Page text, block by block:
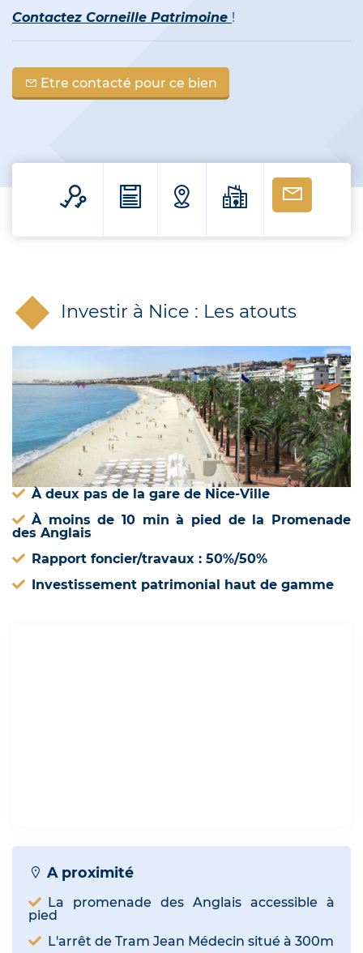
Contactez Corneille Patrimoine !
Etre contacté pour ce bien
Investir à Nice : Les atouts
À deux pas de la gare de Nice-Ville
À moins de 10 min à pied de la Promenade
des Anglais
Rapport foncier/travaux : 50%/50%
Investissement patrimonial haut de gamme
A proximité
La promenade des Anglais accessible à
pied
L'arrêt de Tram Jean Médecin situé à 300m